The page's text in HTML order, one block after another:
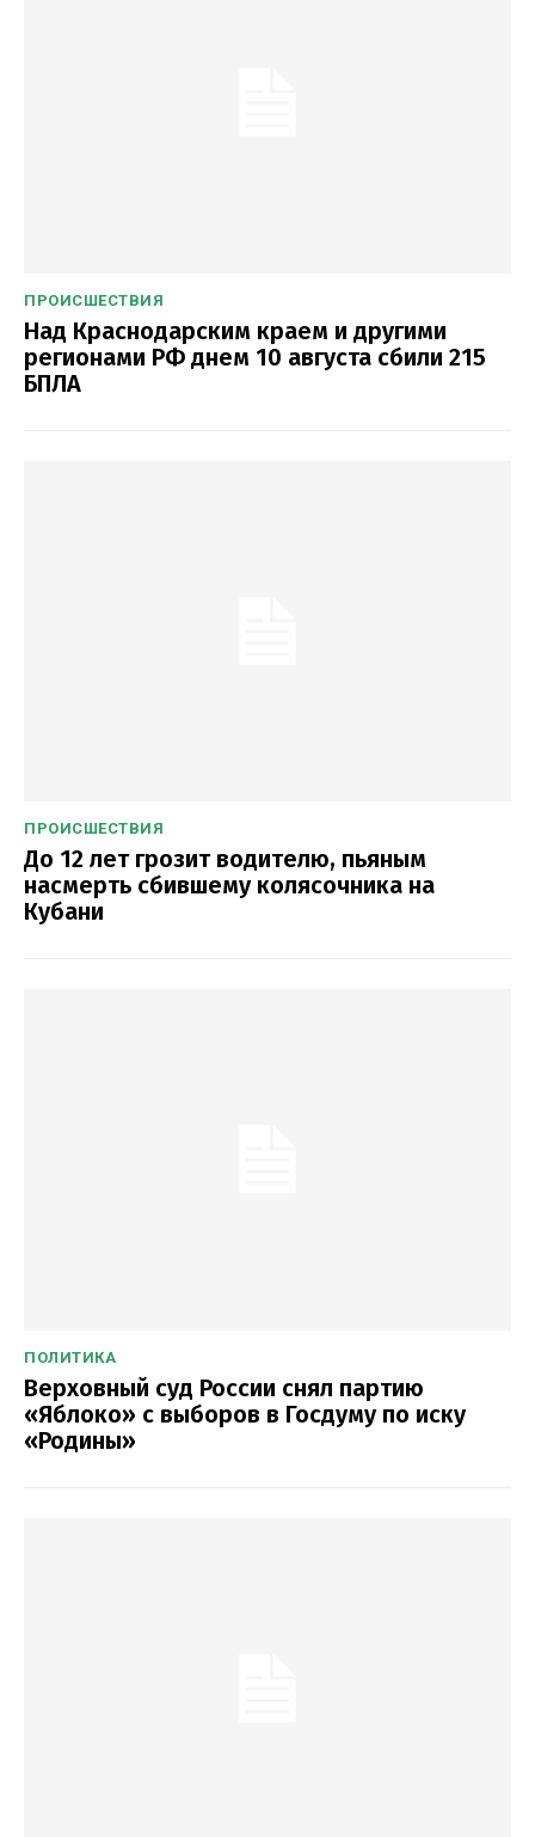
ПРОИСШЕСТВИЯ
Над Краснодарским краем и другими
регионами РФ днем 10 августа сбили 215
БПЛА
ПРОИСШЕСТВИЯ
До 12 лет грозит водителю, пьяным
насмерть сбившему колясочника на
Кубани
ПОЛИТИКА
Верховный суд России снял партию
«Яблоко» с выборов в Госдуму по иску
«Родины»